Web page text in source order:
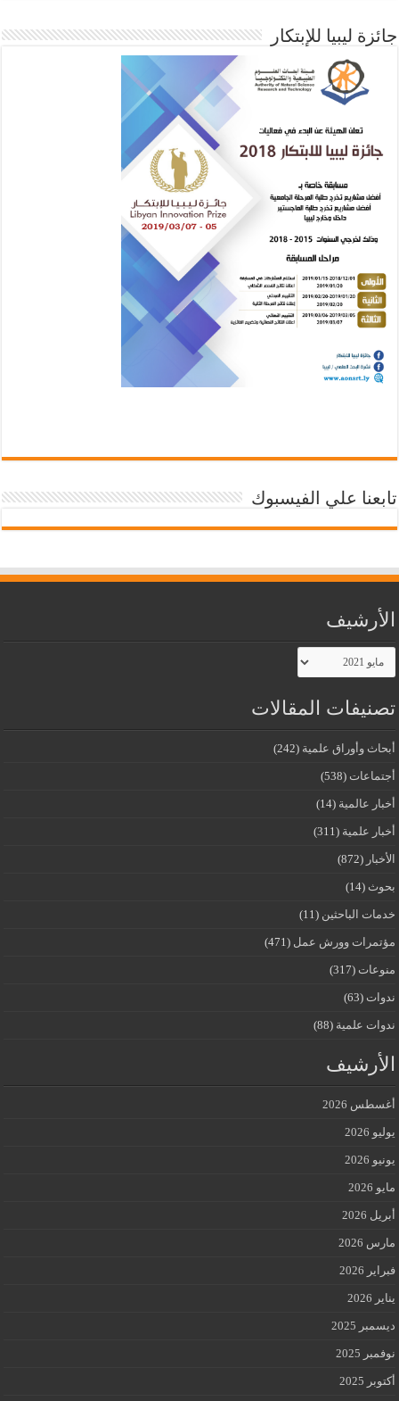
جائزة ليبيا للإبتكار
تابعنا علي الفيسبوك
الأرشيف
الأرشيف
تصنيفات المقالات
أبحاث وأوراق علمية (242)
أجتماعات (538)
أخبار عالمية (14)
أخبار علمية (311)
الأخبار (872)
بحوث (14)
خدمات الباحثين (11)
مؤتمرات وورش عمل (471)
منوعات (317)
ندوات (63)
ندوات علمية (88)
الأرشيف
أغسطس 2026
يوليو 2026
يونيو 2026
مايو 2026
أبريل 2026
مارس 2026
فبراير 2026
يناير 2026
ديسمبر 2025
نوفمبر 2025
أكتوبر 2025